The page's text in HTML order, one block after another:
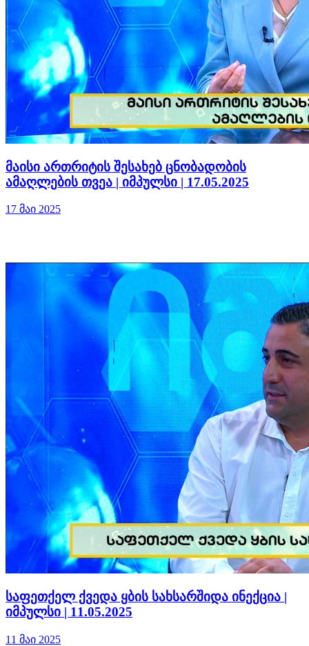
მაისი ართრიტის შესახებ ცნობადობის
ამაღლების თვეა | იმპულსი | 17.05.2025
17 მაი 2025
საფეთქელ ქვედა ყბის სახსარშიდა ინექცია |
იმპულსი | 11.05.2025
11 მაი 2025